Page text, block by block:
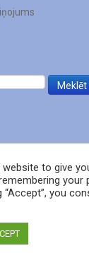
to give
your
“Accept”, you